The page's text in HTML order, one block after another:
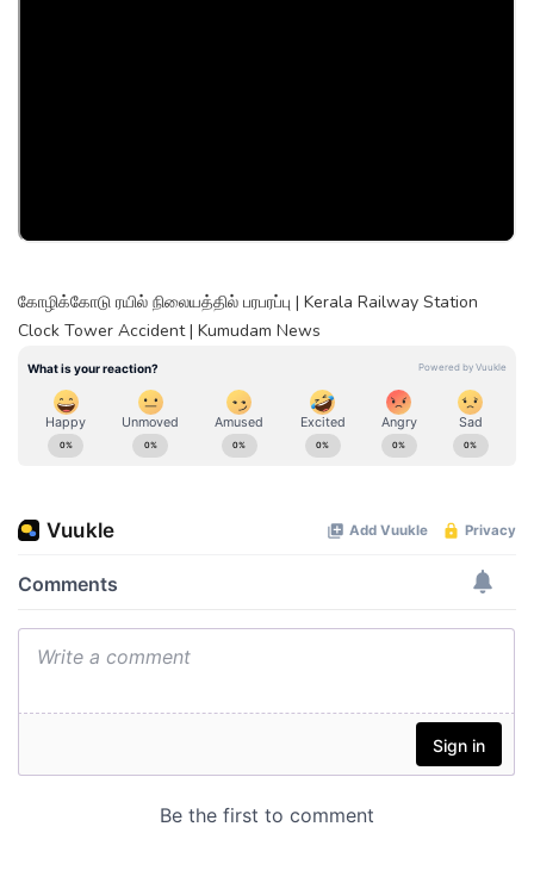
கோழிக்கோடு ரயில் நிலையத்தில் பரபரப்பு | Kerala Railway Station
Clock Tower Accident | Kumudam News